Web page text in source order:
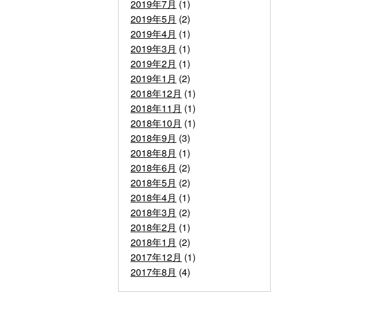
2019年7月 (1)
2019年5月 (2)
2019年4月 (1)
2019年3月 (1)
2019年2月 (1)
2019年1月 (2)
2018年12月 (1)
2018年11月 (1)
2018年10月 (1)
2018年9月 (3)
2018年8月 (1)
2018年6月 (2)
2018年5月 (2)
2018年4月 (1)
2018年3月 (2)
2018年2月 (1)
2018年1月 (2)
2017年12月 (1)
2017年8月 (4)